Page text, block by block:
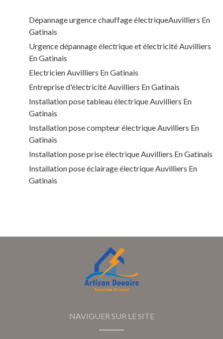
Dépannage urgence chauffage électriqueAuvilliers En
Gatinais
Urgence dépannage électrique et électricité Auvilliers
En Gatinais
Electricien Auvilliers En Gatinais
Entreprise d'électricité Auvilliers En Gatinais
Installation pose tableau électrique Auvilliers En
Gatinais
Installation pose compteur électrique Auvilliers En
Gatinais
Installation pose prise électrique Auvilliers En Gatinais
Installation pose éclairage électrique Auvilliers En
Gatinais
NAVIGUER SUR LE SITE